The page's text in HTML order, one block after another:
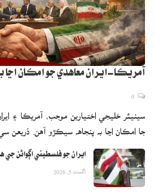
آمريڪا-ايران معاهدي جو امڪان اڃا
سينيئر خليجي اختيارين موجب، آمريڪا ۽
جا امڪان اڃا به پنجاهه سيڪڙو آهن. ذريعن
ايران جو فلسطيني اڳواڻن جي
اگست 5, 2026